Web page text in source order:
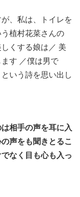
、私は、トイレを
植村花菜さんの
くする娘は／ 美
す ／僕は男で
いう詩を思い出し
相手の声を耳に入
声をも聞きとるこ
なく目も心も入っ